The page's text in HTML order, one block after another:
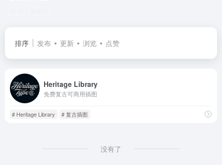
排序 发布 更新 浏览 点赞
Heritage Library
免费复古可商用插图
# Heritage Library # 复古插图
没有了